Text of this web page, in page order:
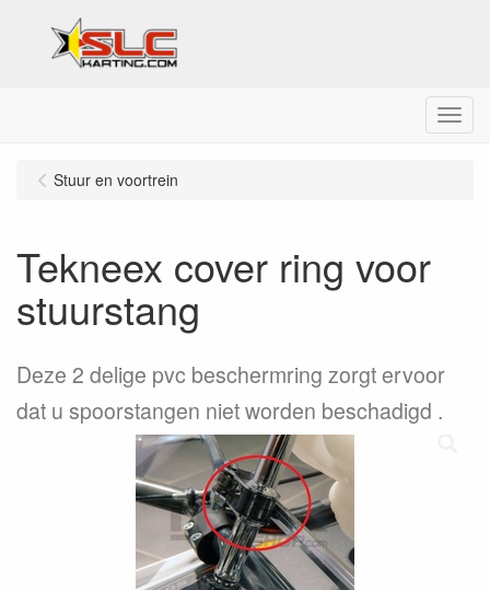
Menu
Stuur en voortrein
Tekneex cover ring voor
stuurstang
Deze 2 delige pvc beschermring zorgt ervoor
dat u spoorstangen niet worden beschadigd .